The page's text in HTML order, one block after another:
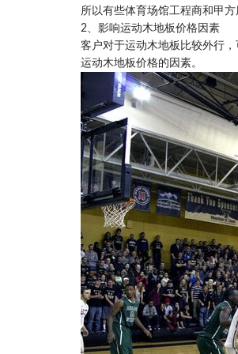
所以有些体育场馆工程商和甲
2、影响运动木地板价格因素
客户对于运动木地板比较外行
运动木地板价格的因素。